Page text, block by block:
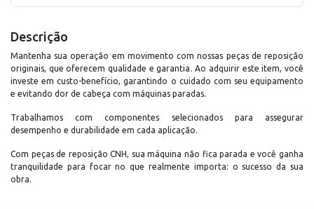
Descrição
Mantenha sua operação em movimento com nossas peças de reposição
originais, que oferecem qualidade e garantia. Ao adquirir este item, você
investe em custo-benefício, garantindo o cuidado com seu equipamento
e evitando dor de cabeça com máquinas paradas.
Trabalhamos com componentes selecionados para assegurar
desempenho e durabilidade em cada aplicação.
Com peças de reposição CNH, sua máquina não fica parada e você ganha
tranquilidade para focar no que realmente importa: o sucesso da sua
obra.